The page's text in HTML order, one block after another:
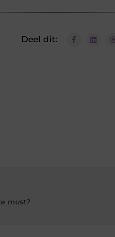
Deel dit:
must?